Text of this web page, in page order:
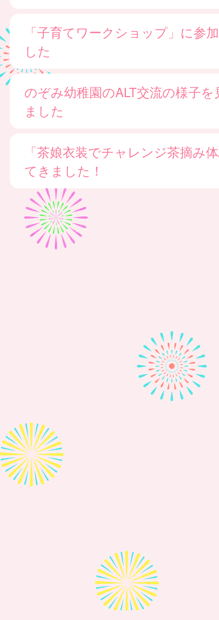
「子育てワークショップ」に参
した
のぞみ幼稚園のALT交流の様子
ました
「茶娘衣装でチャレンジ茶摘み
てきました！